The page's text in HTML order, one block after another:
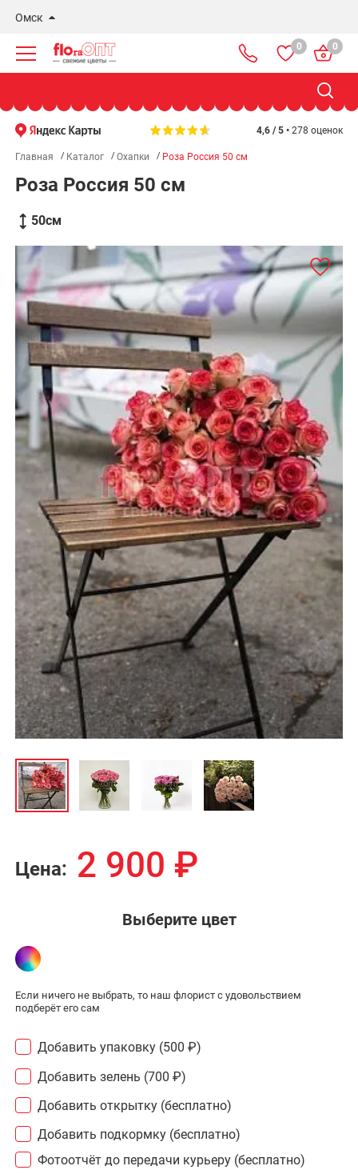
Омск
Новосибирск
Бердск
0 0
4,6 / 5 • 278 оценок
Главная Каталог Охапки Роза Россия 50 см
Роза Россия 50 см
50см
Цена: 2 900 ₽
Выберите цвет
Если ничего не выбрать, то наш флорист с удовольствием
подберёт его сам
Добавить упаковку (500 ₽)
Добавить зелень (700 ₽)
Добавить открытку (бесплатно)
Добавить подкормку (бесплатно)
Фотоотчёт до передачи курьеру (бесплатно)